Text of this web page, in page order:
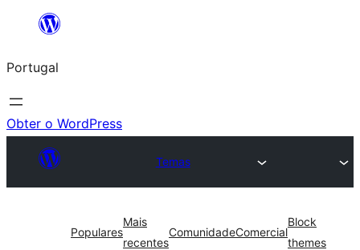
Saltar
o
conteúdo
Portugal
Obter o WordPress
Temas
Populares
Mais
recentes
ComunidadeComercial
Block
themes